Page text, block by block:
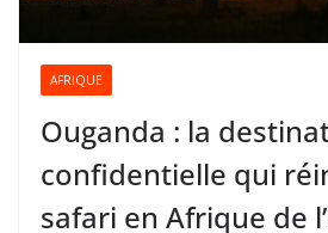
AFRIQUE
Ouganda : la
confidentielle qui
safari en Afrique de